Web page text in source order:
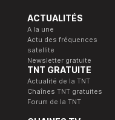
ACTUALITÉS
A la une
Actu des fréquences
satellite
Newsletter gratuite
TNT GRATUITE
Actualité de la TNT
Chaînes TNT gratuites
Forum de la TNT